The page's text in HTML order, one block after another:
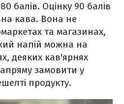
балів. Оцінку 90 балів
кава. Вона не
та магазинах,
напій можна на
деяких кав'ярнях
замовити у
продукту.